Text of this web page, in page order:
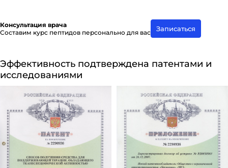
Консультация врача
Составим курс пептидов персонально для вас
Записаться
Эффективность подтверждена патентами и
исследованиями